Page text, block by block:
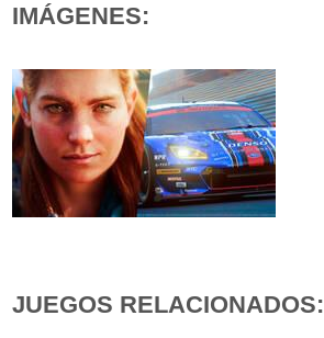
IMÁGENES:
JUEGOS RELACIONADOS: